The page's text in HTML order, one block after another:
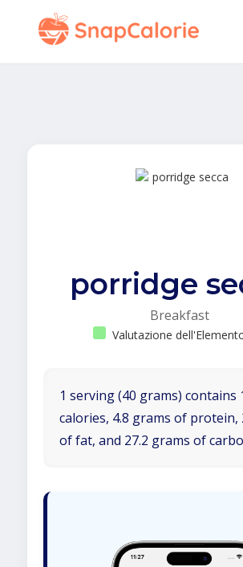
porridge
Breakfast
Valutazione
1 serving (40 grams) contains
calories, 4.8 grams of protein,
of fat, and 27.2 grams of